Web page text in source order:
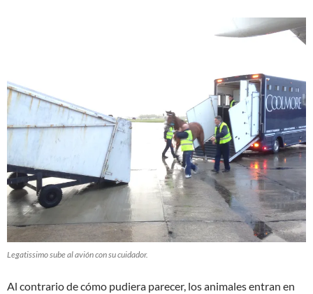
Legatissimo sube al avión con su cuidador.
Al contrario de cómo pudiera parecer, los animales entran en